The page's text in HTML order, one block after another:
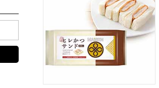
ードを入力してください。